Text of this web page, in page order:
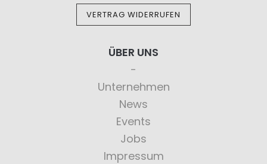
VERTRAG WIDERRUFEN
ÜBER UNS
Unternehmen
News
Events
Jobs
Impressum